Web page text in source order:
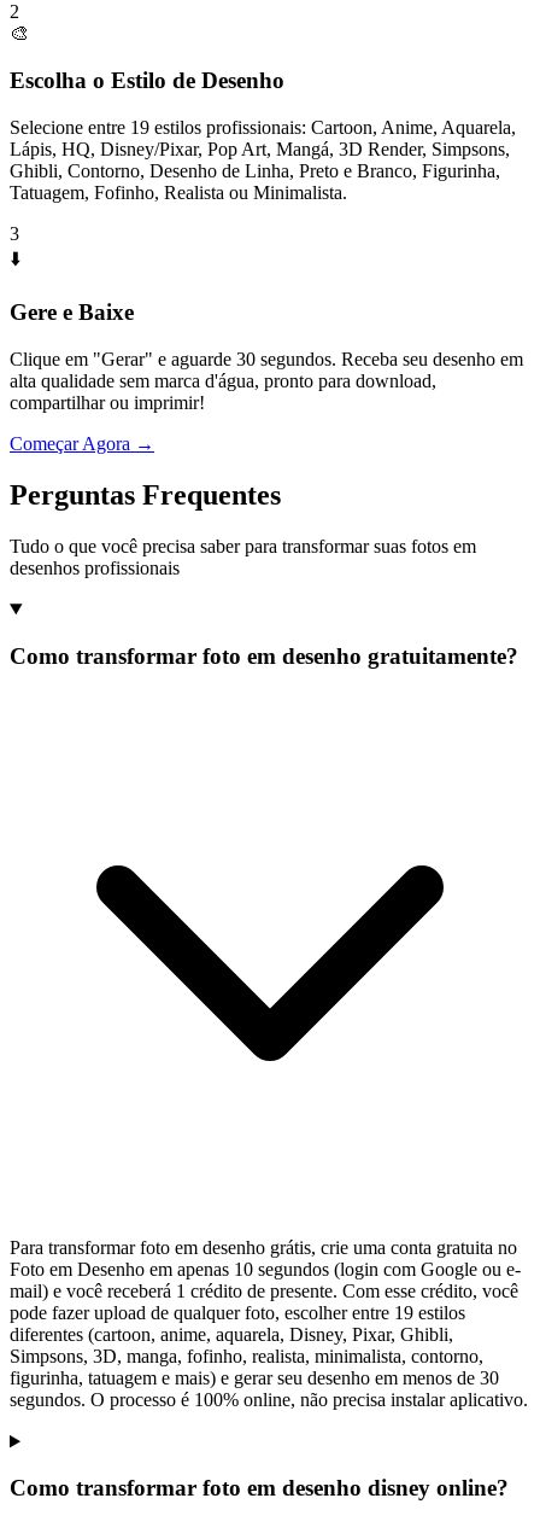
2
🎨
Escolha o Estilo de Desenho
Selecione entre 19 estilos profissionais: Cartoon, Anime, Aquarela,
Lápis, HQ, Disney/Pixar, Pop Art, Mangá, 3D Render, Simpsons,
Ghibli, Contorno, Desenho de Linha, Preto e Branco, Figurinha,
Tatuagem, Fofinho, Realista ou Minimalista.
3
⬇️
Gere e Baixe
Clique em "Gerar" e aguarde 30 segundos. Receba seu desenho em
alta qualidade sem marca d'água, pronto para download,
compartilhar ou imprimir!
Começar Agora →
Perguntas Frequentes
Tudo o que você precisa saber para transformar suas fotos em
desenhos profissionais
Como transformar foto em desenho gratuitamente?
Para transformar foto em desenho grátis, crie uma conta gratuita no
Foto em Desenho em apenas 10 segundos (login com Google ou e-
mail) e você receberá 1 crédito de presente. Com esse crédito, você
pode fazer upload de qualquer foto, escolher entre 19 estilos
diferentes (cartoon, anime, aquarela, Disney, Pixar, Ghibli,
Simpsons, 3D, manga, fofinho, realista, minimalista, contorno,
figurinha, tatuagem e mais) e gerar seu desenho em menos de 30
segundos. O processo é 100% online, não precisa instalar aplicativo.
Como transformar foto em desenho disney online?